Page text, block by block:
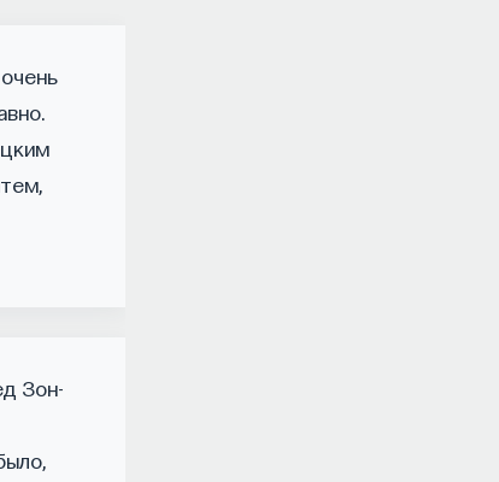
Зон-
на эти
.
зрения.